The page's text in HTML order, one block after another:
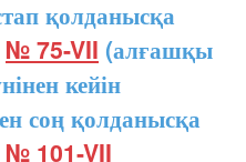
қолданысқа
№ 75-VII (алғашқы
кейін
соң қолданысқа
№ 101-VII